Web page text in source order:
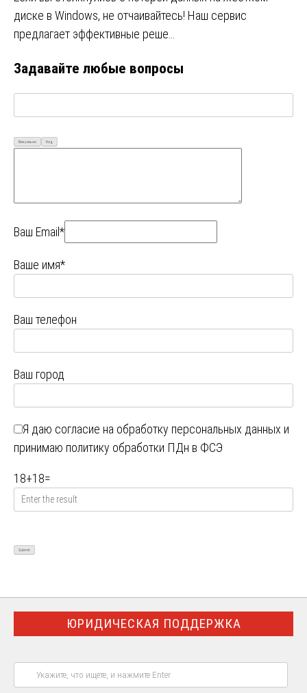
диске в Windows, не отчаивайтесь! Наш сервис
предлагает эффективные реше…
Задавайте любые вопросы
Визуально Код
Ваш Email*
Ваше имя*
Ваш телефон
Ваш город
Я даю согласие на обработку персональных данных и
принимаю политику обработки ПДн в ФСЭ
18+18=
ЮРИДИЧЕСКАЯ ПОДДЕРЖКА